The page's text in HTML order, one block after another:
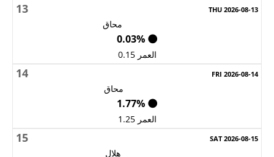
13
محاق
🌑 0.03%
العمر 0.15
14
محاق
🌑 1.77%
العمر 1.25
15
هلال